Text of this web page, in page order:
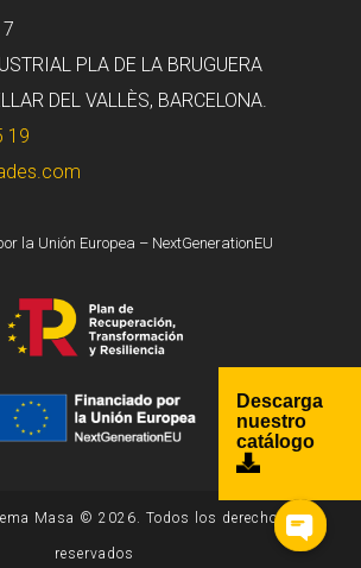
7
PLA DE LA BRUGUERA
DEL VALLÈS, BARCELONA.
19
Descarga
nuestro
catálogo
la Unión Europea – NextGenerationEU
Masa © 2026. Todos los derechos
reservados